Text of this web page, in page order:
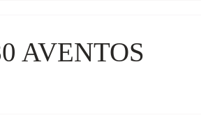
AVENTOS